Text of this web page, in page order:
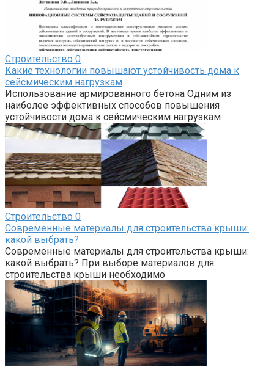
Строительство 0
Какие технологии повышают устойчивость дома к
сейсмическим нагрузкам
Использование армированного бетона Одним из
наиболее эффективных способов повышения
устойчивости дома к сейсмическим нагрузкам
Строительство 0
Современные материалы для строительства крыши:
какой выбрать?
Современные материалы для строительства крыши:
какой выбрать? При выборе материалов для
строительства крыши необходимо